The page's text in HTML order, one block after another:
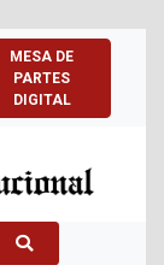
MESA DE
PARTES
DIGITAL